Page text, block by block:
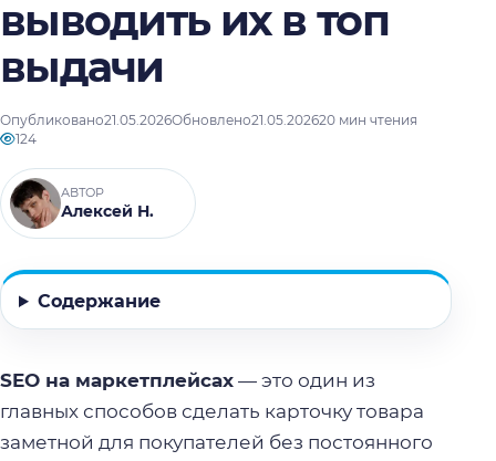
выводить их в топ
выдачи
Опубликовано21.05.2026Обновлено21.05.202620 мин чтения
124
АВТОР
Алексей Н.
Содержание
SEO на маркетплейсах — это один из
главных способов сделать карточку товара
заметной для покупателей без постоянного